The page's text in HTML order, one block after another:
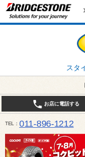
スタ
お店に電話する
TEL 011-896-1212
平日・日・祝日：作業受付10:00
受け出来ない場合がございます
日：2026年8月の定